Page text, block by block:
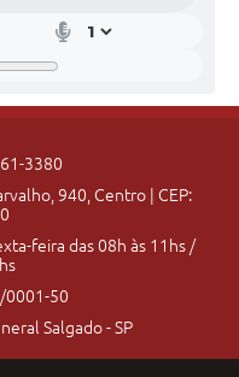
3380
940, Centro | CEP:
feira das 08h às 11hs /
0001-50
Salgado - SP